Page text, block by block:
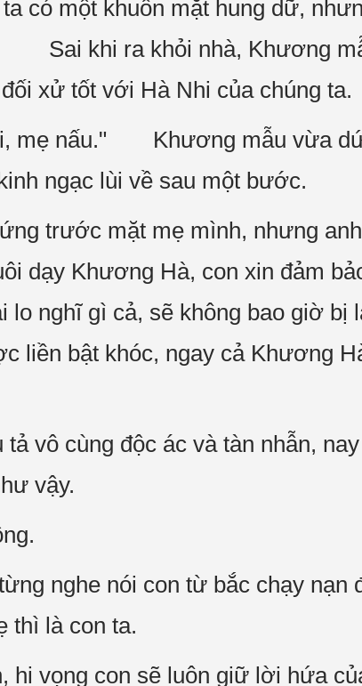
có một khuôn mặt hung dữ,
Sai khi ra khỏi nhà, Khương
xử tốt với Hà Nhi của chúng ta.
mẹ nấu." Khương mẫu vừa
ngạc lùi về sau một bước.
trước mặt mẹ mình, nhưng
dạy Khương Hà, con xin đảm
lo nghĩ gì cả, sẽ không bao giờ bị
liền bật khóc, ngay cả Khương
vô cùng độc ác và tàn nhẫn,
vậy.
nghe nói con từ bắc chạy nạn
thì là con ta.
hi vọng con sẽ luôn giữ lời hứa